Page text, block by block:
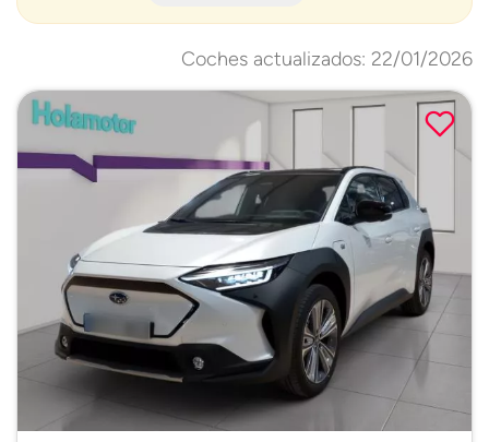
Coches actualizados: 22/01/2026